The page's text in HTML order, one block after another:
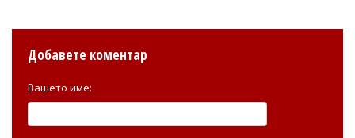
Добавете коментар
Вашето име: